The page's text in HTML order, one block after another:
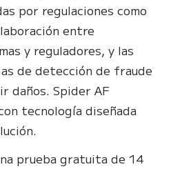
por regulaciones como
entre
y reguladores, y las
de detección de fraude
daños. Spider AF
tecnología diseñada
prueba gratuita de 14